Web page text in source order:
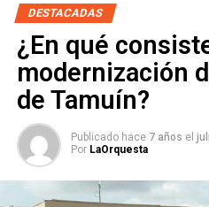
DESTACADAS
¿En qué
modernización
de Tamuín?
Publicado hace 7 años el
Por LaOrquesta